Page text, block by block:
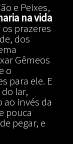
e Peixes,
na vida
prazeres
dos
Gêmeos
o
para ele. E
lar,
invés da
pouca
pegar, e